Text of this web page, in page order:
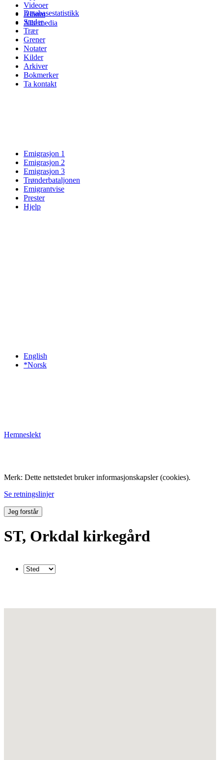
Videoer
Album
Alle media
Databasestatistikk
Steder
Trær
Grener
Notater
Kilder
Arkiver
Bokmerker
Ta kontakt
Emigrasjon 1
Emigrasjon 2
Emigrasjon 3
Trønderbataljonen
Emigrantvise
Prester
Hjelp
English
*Norsk
Hemneslekt
Merk: Dette nettstedet bruker informasjonskapsler (cookies).
Se retningslinjer
Jeg forstår
ST, Orkdal kirkegård